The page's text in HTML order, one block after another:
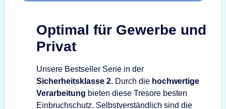
Optimal für Gewerbe und
Privat
Unsere Bestseller Serie in der
Sicherheitsklasse 2. Durch die hochwertige
Verarbeitung bieten diese Tresore besten
Einbruchschutz. Selbstverständlich sind die